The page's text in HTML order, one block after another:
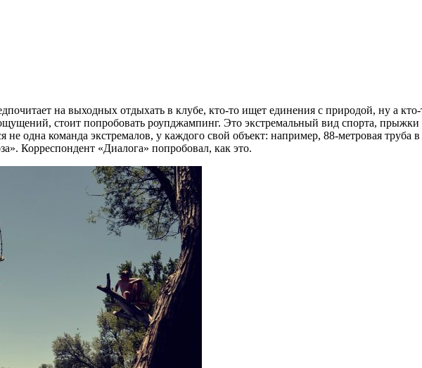
на выходных отдыхать в клубе, кто-то ищет единения с природой, ну а
стоит попробовать роупджампинг. Это экстремальный вид спорта,
не одна команда экстремалов, у каждого свой объект: например, 88-метровая труба
Корреспондент «Диалога» попробовал, как это.